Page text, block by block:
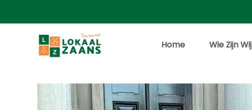
Home Wie Zijn Wij